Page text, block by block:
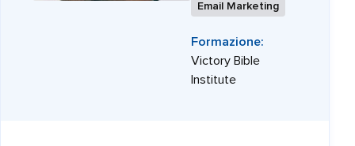
Email Marketing
Formazione:
Victory Bible
Institute